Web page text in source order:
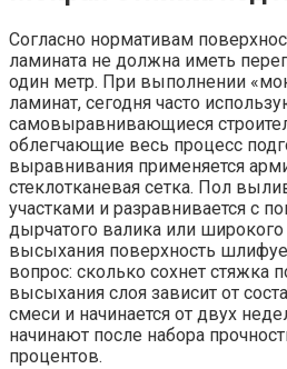
Согласно нормативам
ламината не должна иметь
один метр. При выполнении
ламинат, сегодня часто
самовыравнивающиеся
облегчающие весь процесс
выравнивания применяется
стеклотканевая сетка. Пол
участками и разравнивается с
дырчатого валика или
высыхания поверхность
вопрос: сколько сохнет стяжка
высыхания слоя зависит от
смеси и начинается от двух
начинают после набора
процентов.